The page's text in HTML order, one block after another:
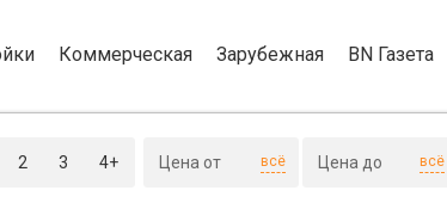
Коммерческая Зарубежная BN Газета
2 3 4+ всё всё